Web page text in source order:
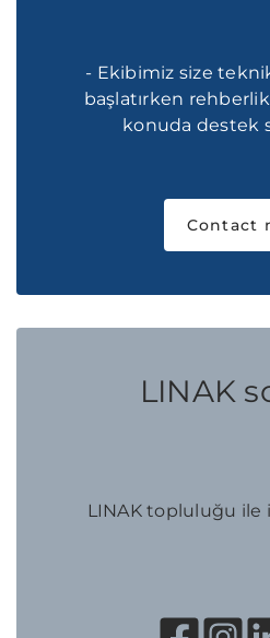
- Ekibimiz size
başlatırken
konuda destek
Contact
LINAK
LINAK topluluğu ile